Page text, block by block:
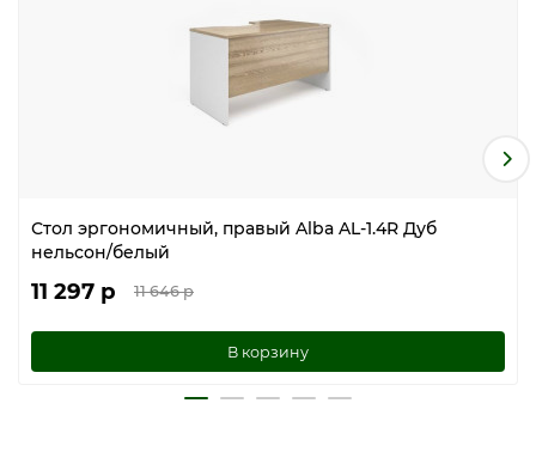
Стол эргономичный, правый Alba AL-1.4R Дуб
нельсон/белый
11 297 р 11 646 р
В корзину